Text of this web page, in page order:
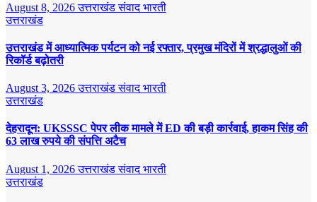
August 8, 2026उत्तराखंड संवाद भारती
उत्तराखंड
उत्तराखंड में आध्यात्मिक पर्यटन को नई रफ्तार, प्रमुख मंदिरों में श्रद्धालुओं की
रिकॉर्ड बढ़ोतरी
August 3, 2026उत्तराखंड संवाद भारती
उत्तराखंड
देहरादून: UKSSSC पेपर लीक मामले में ED की बड़ी कार्रवाई, हाकम सिंह की
63 लाख रुपये की संपत्ति अटैच
August 1, 2026उत्तराखंड संवाद भारती
उत्तराखंड